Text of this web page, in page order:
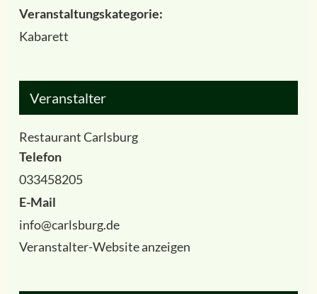
Veranstaltungskategorie:
Kabarett
Veranstalter
Restaurant Carlsburg
Telefon
033458205
E-Mail
info@carlsburg.de
Veranstalter-Website anzeigen